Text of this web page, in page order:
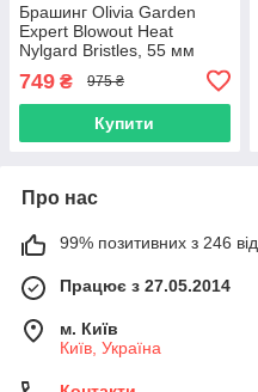
Брашинг Olivia Garden
Expert Blowout Heat
Nylgard Bristles, 55 мм
749 ₴ 975 ₴
Купити
Про нас
99% позитивних з 246
Працює з 27.05.2014
м. Київ
Київ, Україна